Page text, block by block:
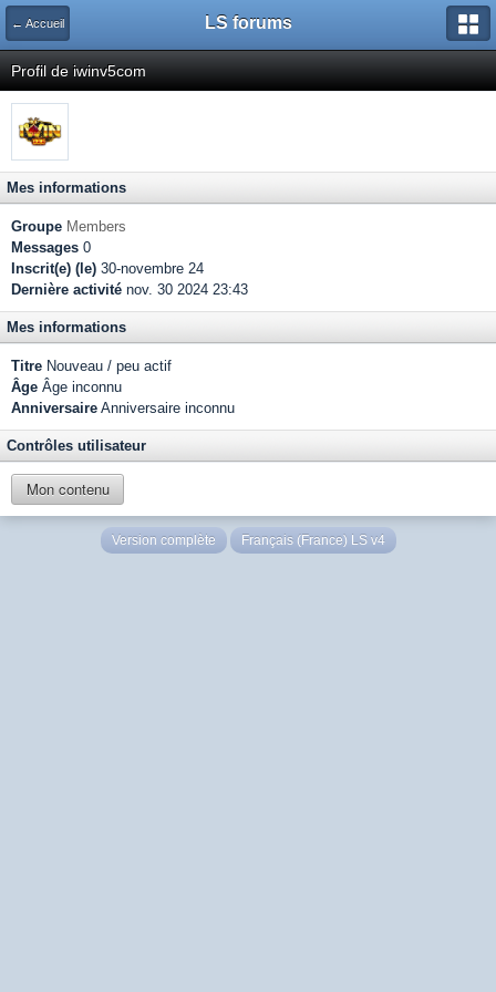
← Accueil LS forums
Profil de iwinv5com
Mes informations
Groupe Members
Messages 0
Inscrit(e) (le) 30-novembre 24
Dernière activité nov. 30 2024 23:43
Mes informations
Titre Nouveau / peu actif
Âge Âge inconnu
Anniversaire Anniversaire inconnu
Contrôles utilisateur
Mon contenu
Version complète Français (France) LS v4